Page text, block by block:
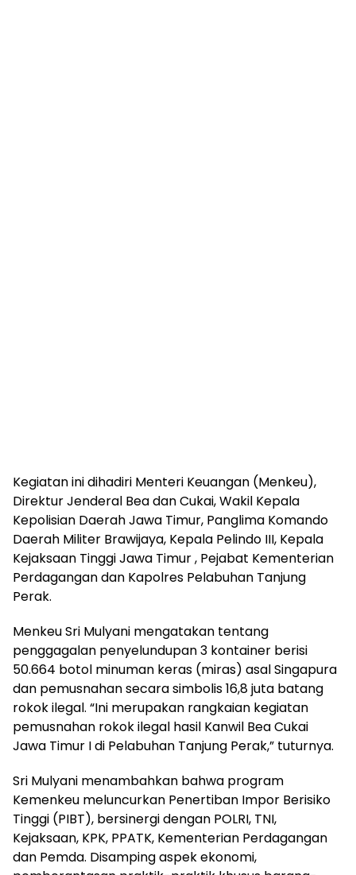
Kegiatan ini dihadiri Menteri Keuangan (Menkeu),
Direktur Jenderal Bea dan Cukai, Wakil Kepala
Kepolisian Daerah Jawa Timur, Panglima Komando
Daerah Militer Brawijaya, Kepala Pelindo III, Kepala
Kejaksaan Tinggi Jawa Timur , Pejabat Kementerian
Perdagangan dan Kapolres Pelabuhan Tanjung
Perak.
Menkeu Sri Mulyani mengatakan tentang
penggagalan penyelundupan 3 kontainer berisi
50.664 botol minuman keras (miras) asal Singapura
dan pemusnahan secara simbolis 16,8 juta batang
rokok ilegal. “Ini merupakan rangkaian kegiatan
pemusnahan rokok ilegal hasil Kanwil Bea Cukai
Jawa Timur I di Pelabuhan Tanjung Perak,” tuturnya.
Sri Mulyani menambahkan bahwa program
Kemenkeu meluncurkan Penertiban Impor Berisiko
Tinggi (PIBT), bersinergi dengan POLRI, TNI,
Kejaksaan, KPK, PPATK, Kementerian Perdagangan
dan Pemda. Disamping aspek ekonomi,